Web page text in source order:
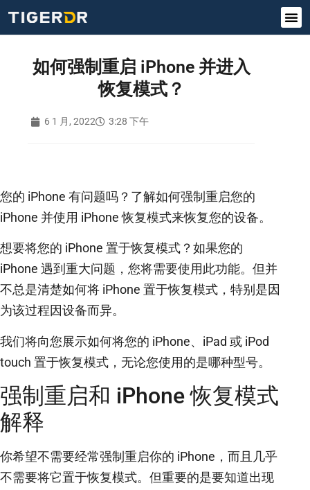
如何强制重启 iPhone 并进入
恢复模式？
6 1 月, 2022 3:28 下午
您的 iPhone 有问题吗？了解如何强制重启您的
iPhone 并使用 iPhone 恢复模式来恢复您的设备。
想要将您的 iPhone 置于恢复模式？如果您的
iPhone 遇到重大问题，您将需要使用此功能。但并
不总是清楚如何将 iPhone 置于恢复模式，特别是因
为该过程因设备而异。
我们将向您展示如何将您的 iPhone、iPad 或 iPod
touch 置于恢复模式，无论您使用的是哪种型号。
强制重启和 iPhone 恢复模式
解释
你希望不需要经常强制重启你的 iPhone，而且几乎
不需要将它置于恢复模式。但重要的是要知道出现